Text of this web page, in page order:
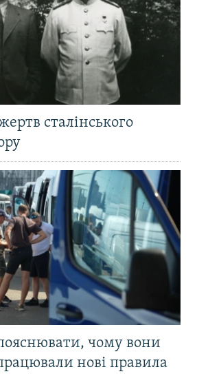
сталінського
чому вони
нові правила